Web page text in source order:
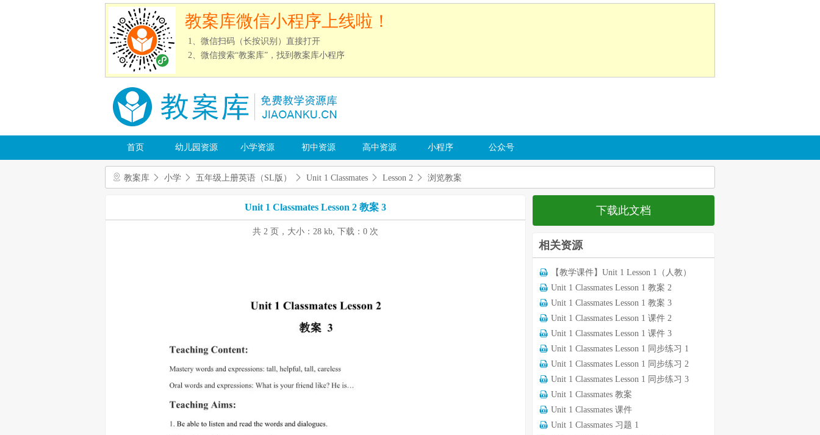
教案库微信小程序上线啦！
1、微信扫码（长按识别）直接打开
2、微信搜索“教案库”，找到教案库小程序
首页 幼儿园资源 小学资源 初中资源 高中资源 小程序 公众号
教案库 小学 五年级上册英语（SL版） Unit 1 Classmates Lesson 2 浏览教案
下载此文档
相关资源
【教学课件】Unit 1 Lesson 1（人教）
Unit 1 Classmates Lesson 1 教案 2
Unit 1 Classmates Lesson 1 教案 3
Unit 1 Classmates Lesson 1 课件 2
Unit 1 Classmates Lesson 1 课件 3
Unit 1 Classmates Lesson 1 同步练习 1
Unit 1 Classmates Lesson 1 同步练习 2
Unit 1 Classmates Lesson 1 同步练习 3
Unit 1 Classmates 教案
Unit 1 Classmates 课件
Unit 1 Classmates 习题 1
Unit 1 Classmates Lesson 2 教案 3
共 2 页，大小：28 kb, 下载：0 次